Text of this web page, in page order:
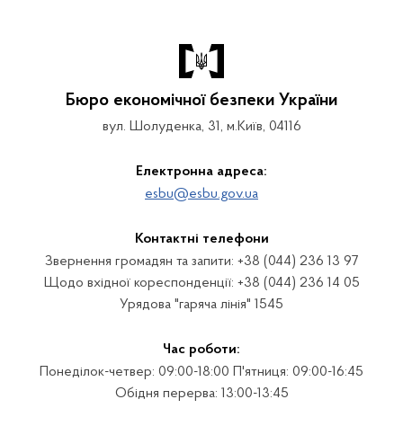
Бюро економічної безпеки України
вул. Шолуденка, 31, м.Київ, 04116
Електронна адреса:
esbu@esbu.gov.ua
Контактні телефони
Звернення громадян та запити: +38 (044) 236 13 97
Щодо вхідної кореспонденції: +38 (044) 236 14 05
Урядова "гаряча лінія" 1545
Час роботи:
Понеділок-четвер: 09:00-18:00 П'ятниця: 09:00-16:45
Обідня перерва: 13:00-13:45